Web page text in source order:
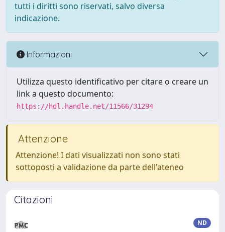
tutti i diritti sono riservati, salvo diversa
indicazione.
Informazioni
Utilizza questo identificativo per citare o creare un
link a questo documento:
https://hdl.handle.net/11566/31294
Attenzione
Attenzione! I dati visualizzati non sono stati
sottoposti a validazione da parte dell'ateneo
Citazioni
ND